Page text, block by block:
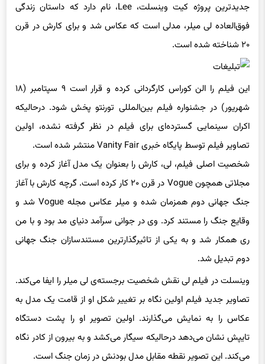
جدیدترین پروژه کیت وینسلت، Lee، نام دارد که داستان زندگی
فوق‌العاده لی میلر، مدلی است که عکاس شد و برای کارش در قرن
۲۰ شناخته شده است.
این فیلم را الن کوراس کارگردانی کرده و قرار است ۹ سپتامبر (۱۸
شهریور) در جشنواره فیلم بین‌المللی تورنتو پخش شود. درحالیکه
اکران سینمایی گسترده‌ای برای فیلم در نظر گرفته نشده، اولین
تصاویر فیلم توسط پایگاه خبری Vanity Fair منتشر شده است.
شخصیت اصلی فیلم، لی، کارش را بعنوان یک مدل آغاز کرده و برای
مجلاتی همچون Vogue در قرن ۲۰ کار کرده است. گرچه کارش با آغاز
جنگ جهانی دوم همزمان شده و میلر عکاس مجله Vogue شد و
وقایع جنگ را مستند کرد. وی در جوانی سرآمد دنیای مد بود و با من
ری همکار شد و به یکی از تاثیرگذارترین مستندسازان جنگ جهانی
دوم تبدیل شد.
وینسلت در فیلم لی نقش شخصیت برجسته‌ی لی میلر را ایفا می‌کند.
تصاویر جدید فیلم اولین نگاه بر تغییر شکل او از قامت یک مدل به
عکاس را به نمایش می‌گذارند. اولین تصویر او را پشت دستگاه
تایپش نشان می‌دهد درحالیکه سیگار می‌کشد و به بیرون از کادر نگاه
می‌کند. این تصویر نقطه مقابل مدل بودنش در زمان جنگ است.